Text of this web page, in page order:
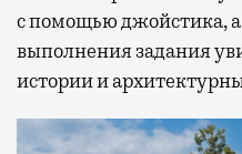
с помощью джойстика,
выполнения задания
истории и